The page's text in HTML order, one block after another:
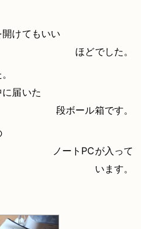
けてもいい
ほどでした。
届いた
段ボール箱です。
ノートPCが入って
います。